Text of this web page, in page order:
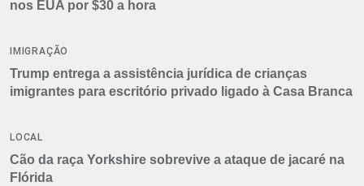
nos EUA por $30 a hora
IMIGRAÇÃO
Trump entrega a assistência jurídica de crianças
imigrantes para escritório privado ligado à Casa Branca
LOCAL
Cão da raça Yorkshire sobrevive a ataque de jacaré na
Flórida